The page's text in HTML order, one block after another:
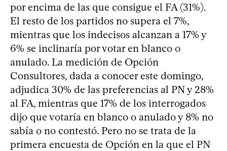
por encima de las que consigue el FA (31%).
El resto de los partidos no supera el 7%,
mientras que los indecisos alcanzan a 17% y
6% se inclinaría por votar en blanco o
anulado. La medición de Opción
Consultores, dada a conocer este domingo,
adjudica 30% de las preferencias al PN y 28%
al FA, mientras que 17% de los interrogados
dijo que votaría en blanco o anulado y 8% no
sabía o no contestó. Pero no se trata de la
primera encuesta de Opción en la que el PN